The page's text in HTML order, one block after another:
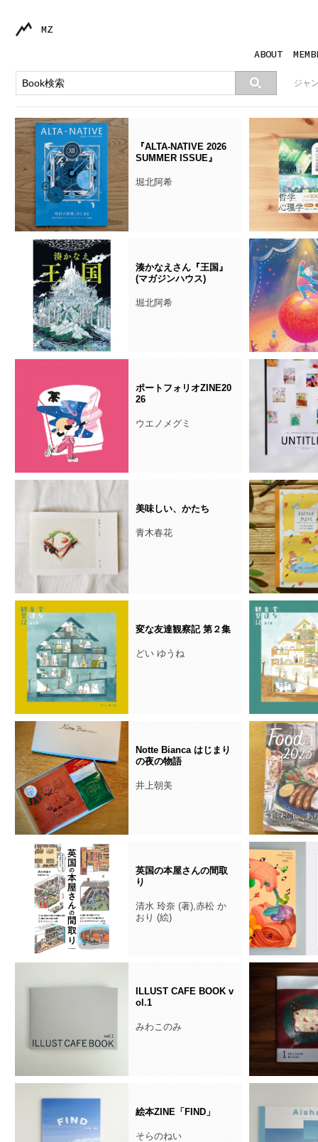
MZ
ABOUT
ジャ
『ALTA-NATIVE 2026
SUMMER ISSUE』
堀北阿希
湊かなえさん『王国』
(マガジンハウス)
堀北阿希
ポートフォリオZINE20
26
ウエノメグミ
美味しい、かたち
青木春花
変な友達観察記 第２集
どい ゆうね
Notte Bianca はじまり
の夜の物語
井上朝美
英国の本屋さんの間取
り
清水 玲奈 (著),赤松 か
おり (絵)
ILLUST CAFE BOOK v
ol.1
みわこのみ
絵本ZINE「FIND」
そらのねい